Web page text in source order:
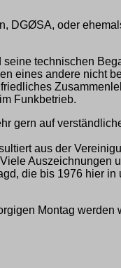
DGØSA, oder
technischen
eines andere nicht
Funkbetrieb.
gern auf
aus der
Auszeichnungen
die bis 1976 hier
Montag werden